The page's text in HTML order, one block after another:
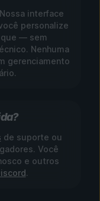
interface
personalize
— sem
Nenhuma
gerenciamento
de suporte ou
Você
e outros
.